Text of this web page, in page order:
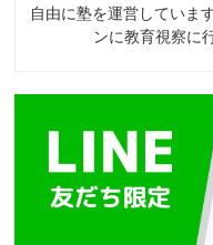
自由に塾を運営していま
ンに教育視察に